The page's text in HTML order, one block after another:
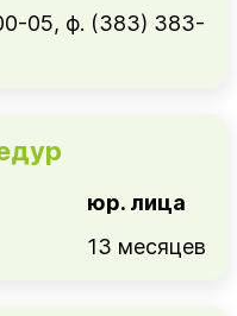
05, ф. (383) 383-
юр. лица
13 месяцев